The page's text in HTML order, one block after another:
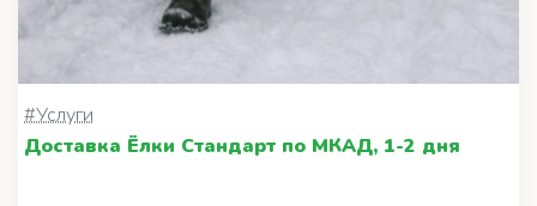
#Услуги
Доставка Ёлки Стандарт по МКАД, 1-2 дня
1 500 ₽